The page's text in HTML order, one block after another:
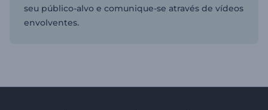
seu público-alvo e comunique-se através de vídeos
envolventes.